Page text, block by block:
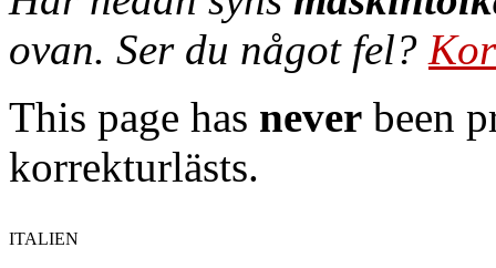
ovan. Ser du något fel?
This page has never been
korrekturlästs.
ITALIEN